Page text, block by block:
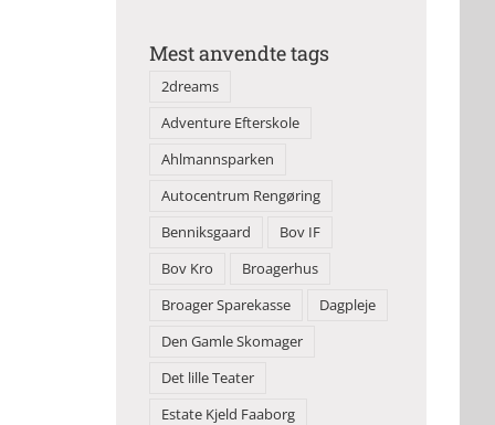
Mest anvendte tags
2dreams
Adventure Efterskole
Ahlmannsparken
Autocentrum Rengøring
Benniksgaard
Bov IF
Bov Kro
Broagerhus
Broager Sparekasse
Dagpleje
Den Gamle Skomager
Det lille Teater
Estate Kjeld Faaborg